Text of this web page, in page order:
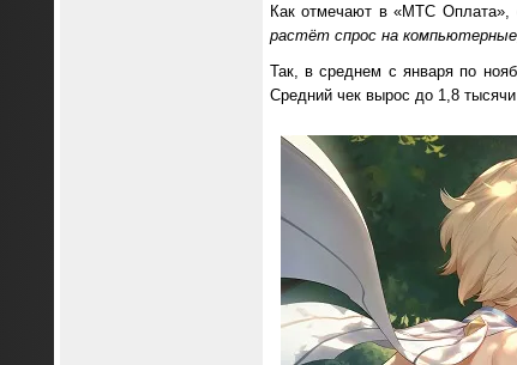
Как отмечают в «МТС Оплата»,
растёт спрос на
Так, в среднем с января по
Средний чек вырос до 1,8